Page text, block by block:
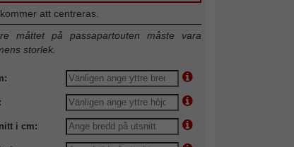
att centreras.
måttet på passapartouten måste vara
storlek.
i cm: